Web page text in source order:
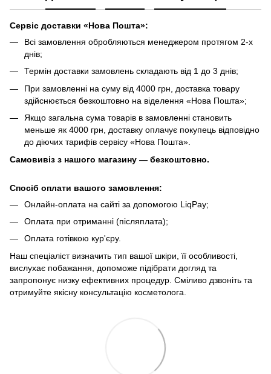
Сервіс доставки «Нова Пошта»:
Всі замовлення обробляються менеджером протягом 2-х
днів;
Термін доставки замовлень складають від 1 до 3 днів;
При замовленні на суму від 4000 грн, доставка товару
здійснюється безкоштовно на віделення «Нова Пошта»;
Якщо загальна сума товарів в замовленні становить
меньше як 4000 грн, доставку оплачує покупець відповідно
до діючих тарифів сервісу «Нова Пошта».
Самовивіз з нашого магазину — безкоштовно.
Спосіб оплати вашого замовлення:
Онлайн-оплата на сайті за допомогою LiqPay;
Оплата при отриманні (післяплата);
Оплата готівкою кур'єру.
Наш спеціаліст визначить тип вашої шкіри, її особливості,
вислухає побажання, допоможе підібрати догляд та
запропонує низку ефективних процедур. Сміливо дзвоніть та
отримуйте якісну консультацію косметолога.